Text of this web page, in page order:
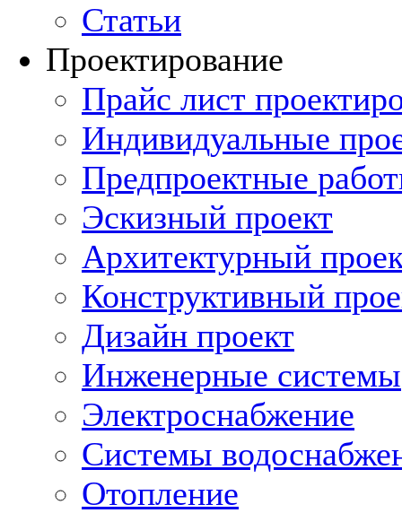
Статьи
Проектирование
Прайс лист
Индивидуальные
Предпроектные
Эскизный проект
Архитектурный
Конструктивный
Дизайн проект
Инженерные системы
Электроснабжение
Системы
Отопление